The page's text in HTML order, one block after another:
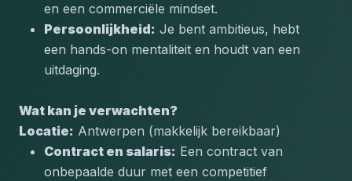
en een commerciële mindset.
Persoonlijkheid: Je bent ambitieus, hebt
een hands-on mentaliteit en houdt van een
uitdaging.
Wat kan je verwachten?
Locatie: Antwerpen (makkelijk bereikbaar)
Contract en salaris: Een contract van
onbepaalde duur met een competitief